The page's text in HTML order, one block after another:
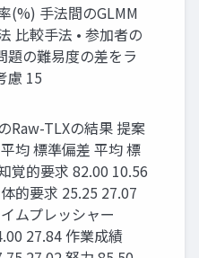
(%) 手法間のGLMM
比較手法 • 参加者の
題の難易度の差をラ
慮 15
Raw-TLXの結果 提案
均 標準偏差 平均 標
覚的要求 82.00 10.56
的要求 25.25 27.07
ムプレッシャー
27.84 作業成績